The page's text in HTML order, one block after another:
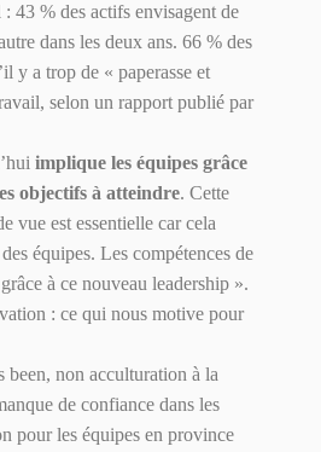
43 % des actifs envisagent de
dans les deux ans. 66 % des
y a trop de « paperasse et
selon un rapport publié par
implique les équipes grâce
objectifs à atteindre. Cette
vue est essentielle car cela
équipes. Les compétences de
à ce nouveau leadership ».
: ce qui nous motive pour
been, non acculturation à la
de confiance dans les
pour les équipes en province